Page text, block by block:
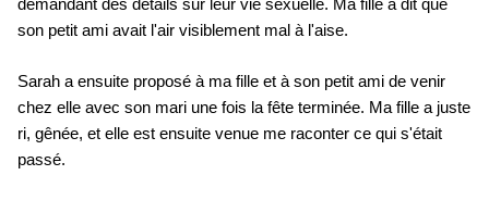
demandant des détails sur leur vie sexuelle. Ma fille a dit que
son petit ami avait l'air visiblement mal à l'aise.
Sarah a ensuite proposé à ma fille et à son petit ami de venir
chez elle avec son mari une fois la fête terminée. Ma fille a juste
ri, gênée, et elle est ensuite venue me raconter ce qui s'était
passé.